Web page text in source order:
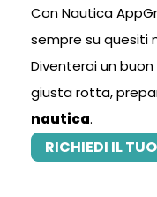
Con Nautica
sempre su quesiti
Diventerai un
giusta rotta,
nautica.
RICHIEDI IL